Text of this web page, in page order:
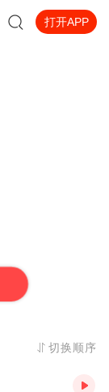
打开APP
切换顺序